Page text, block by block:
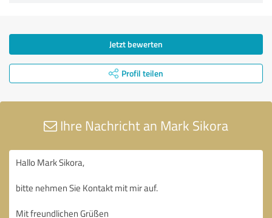
Jetzt bewerten
Profil teilen
Ihre Nachricht an Mark Sikora